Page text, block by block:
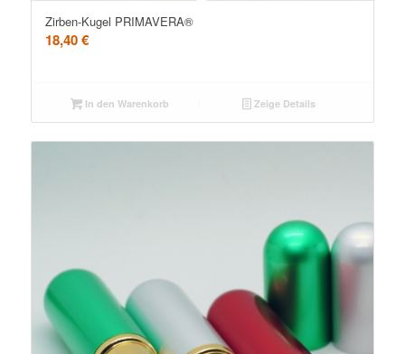
Zirben-Kugel PRIMAVERA®
18,40€
In den Warenkorb Zeige Details